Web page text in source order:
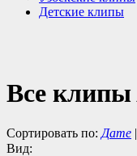
Детские клипы
Все клипы
Сортировать по: Дате |
Вид: